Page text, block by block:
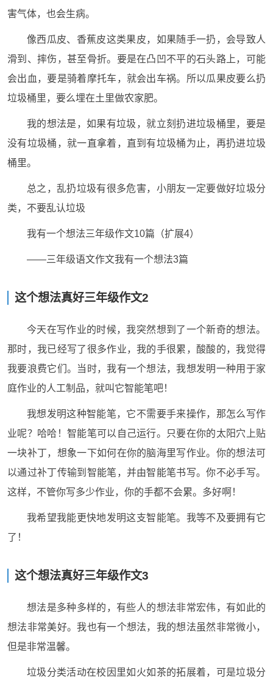
害气体，也会生病。
像西瓜皮、香蕉皮这类果皮，如果随手一扔，会导致人
滑到、摔伤，甚至骨折。要是在凸凹不平的石头路上，可能
会出血，要是骑着摩托车，就会出车祸。所以瓜果皮要么扔
垃圾桶里，要么埋在土里做农家肥。
我的想法是，如果有垃圾，就立刻扔进垃圾桶里，要是
没有垃圾桶，就一直拿着，直到有垃圾桶为止，再扔进垃圾
桶里。
总之，乱扔垃圾有很多危害，小朋友一定要做好垃圾分
类，不要乱认垃圾
我有一个想法三年级作文10篇（扩展4）
——三年级语文作文我有一个想法3篇
这个想法真好三年级作文2
今天在写作业的时候，我突然想到了一个新奇的想法。
那时，我已经写了很多作业，我的手很累，酸酸的，我觉得
我要浪费它们。当时，我有一个想法，我想发明一种用于家
庭作业的人工制品，就叫它智能笔吧！
我想发明这种智能笔，它不需要手来操作，那怎么写作
业呢？哈哈！智能笔可以自己运行。只要在你的太阳穴上贴
一块补丁，想象一下如何在你的脑海里写作业。你的想法可
以通过补丁传输到智能笔，并由智能笔书写。你不必手写。
这样，不管你写多少作业，你的手都不会累。多好啊！
我希望我能更快地发明这支智能笔。我等不及要拥有它
了！
这个想法真好三年级作文3
想法是多种多样的，有些人的想法非常宏伟，有如此的
想法非常美好。我也有一个想法，我的想法虽然非常微小，
但是非常温馨。
垃圾分类活动在校因里如火如茶的拓展着，可是垃圾分